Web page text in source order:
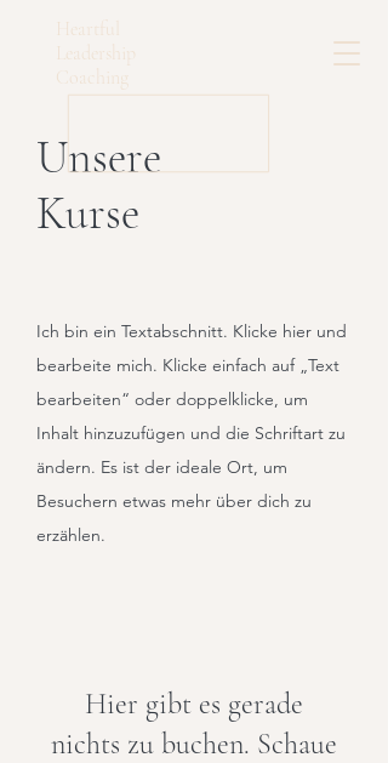
Heartful
Leadership
Coaching
Unsere
Kurse
Ich bin ein Textabschnitt. Klicke hier und
bearbeite mich. Klicke einfach auf „Text
bearbeiten“ oder doppelklicke, um
Inhalt hinzuzufügen und die Schriftart zu
ändern. Es ist der ideale Ort, um
Besuchern etwas mehr über dich zu
erzählen.
Hier gibt es gerade
nichts zu buchen. Schaue